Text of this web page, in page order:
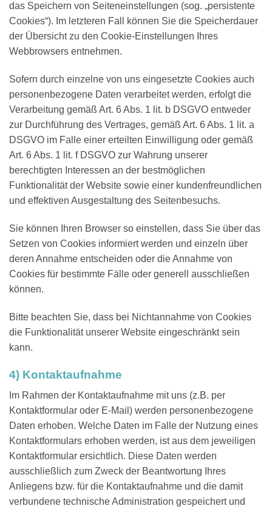
das Speichern von Seiteneinstellungen (sog. „persistente
Cookies“). Im letzteren Fall können Sie die Speicherdauer
der Übersicht zu den Cookie-Einstellungen Ihres
Webbrowsers entnehmen.
Sofern durch einzelne von uns eingesetzte Cookies auch
personenbezogene Daten verarbeitet werden, erfolgt die
Verarbeitung gemäß Art. 6 Abs. 1 lit. b DSGVO entweder
zur Durchführung des Vertrages, gemäß Art. 6 Abs. 1 lit. a
DSGVO im Falle einer erteilten Einwilligung oder gemäß
Art. 6 Abs. 1 lit. f DSGVO zur Wahrung unserer
berechtigten Interessen an der bestmöglichen
Funktionalität der Website sowie einer kundenfreundlichen
und effektiven Ausgestaltung des Seitenbesuchs.
Sie können Ihren Browser so einstellen, dass Sie über das
Setzen von Cookies informiert werden und einzeln über
deren Annahme entscheiden oder die Annahme von
Cookies für bestimmte Fälle oder generell ausschließen
können.
Bitte beachten Sie, dass bei Nichtannahme von Cookies
die Funktionalität unserer Website eingeschränkt sein
kann.
4) Kontaktaufnahme
Im Rahmen der Kontaktaufnahme mit uns (z.B. per
Kontaktformular oder E-Mail) werden personenbezogene
Daten erhoben. Welche Daten im Falle der Nutzung eines
Kontaktformulars erhoben werden, ist aus dem jeweiligen
Kontaktformular ersichtlich. Diese Daten werden
ausschließlich zum Zweck der Beantwortung Ihres
Anliegens bzw. für die Kontaktaufnahme und die damit
verbundene technische Administration gespeichert und